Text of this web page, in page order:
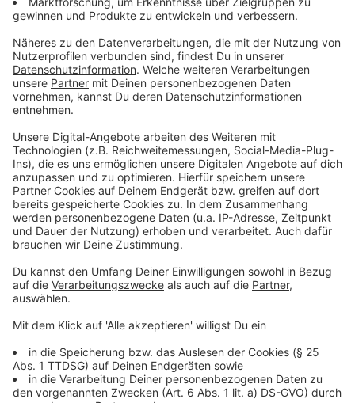
Anzeige
Um die Situation zu verbessern, empfiehlt Leest
Arbeitgebern, das Betriebsklima aktiv zu stärken. Dazu
könnten Schulungen, Seminare und
flächendeckende Beratungsstellen, anonyme Hotlines
und ein spezielles Gesetz gegen Cybermobbing
notwendig, wie es in anderen Ländern bereits existiert.
Anzeige
©picture alliance/dpa/Press Association |
Dominic Lipinski
Die wirtschaftlichen Folgen von Mobbing sind enorm:
Unternehmen verlieren jährlich Milliarden.
Anzeige